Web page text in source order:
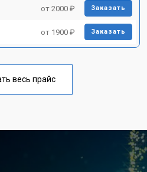
от 2000 ₽ Заказать
от 1900 ₽ Заказать
весь прайс